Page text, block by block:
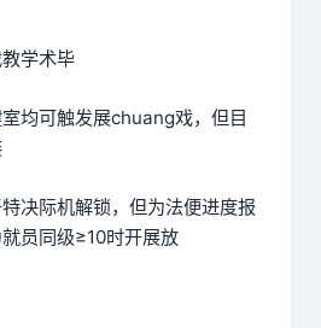
学术毕
均可触发展chuang戏，但目
决际机解锁，但为法便进度报
员同级≥10时开展放